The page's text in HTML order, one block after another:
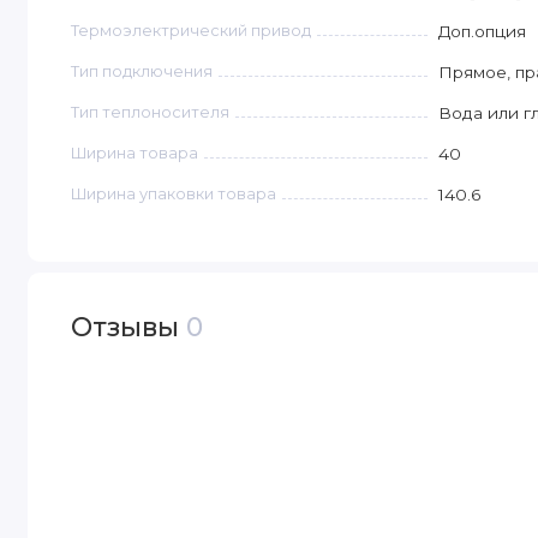
Термоэлектрический привод Доп.опция
Тип подключения Прямое,
Тип теплоносителя Вода или
Ширина товара 40
Ширина упаковки товара 140.6
Отзывы 0